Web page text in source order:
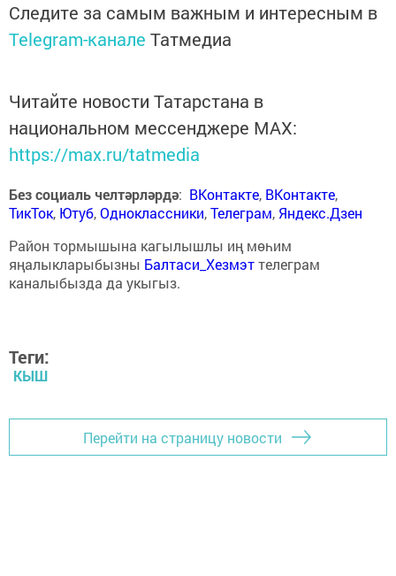
Следите за самым важным и интересным в
Telegram-канале Татмедиа
Читайте новости Татарстана в
национальном мессенджере MАХ:
https://max.ru/tatmedia
Без социаль челтәрләрдә: ВКонтакте, ВКонтакте,
ТикТок, Ютуб,Одноклассники,Телеграм, Яндекс.Дзен
Район тормышына кагылышлы иң мөһим
яңалыкларыбызны Балтаси_Хезмэттелеграм
каналыбызда да укыгыз.
Теги:
КЫШ
Перейти на страницу новости